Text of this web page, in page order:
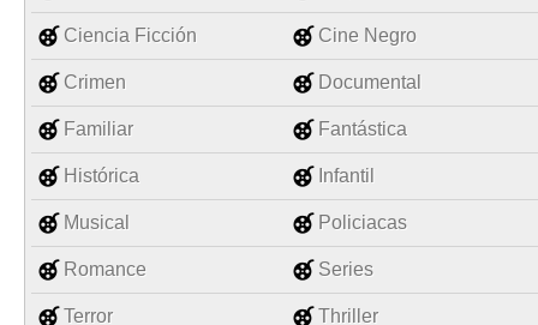
Ciencia Ficción Cine Negro
Crimen Documental
Familiar Fantástica
Histórica Infantil
Musical Policiacas
Romance Series
Terror Thriller